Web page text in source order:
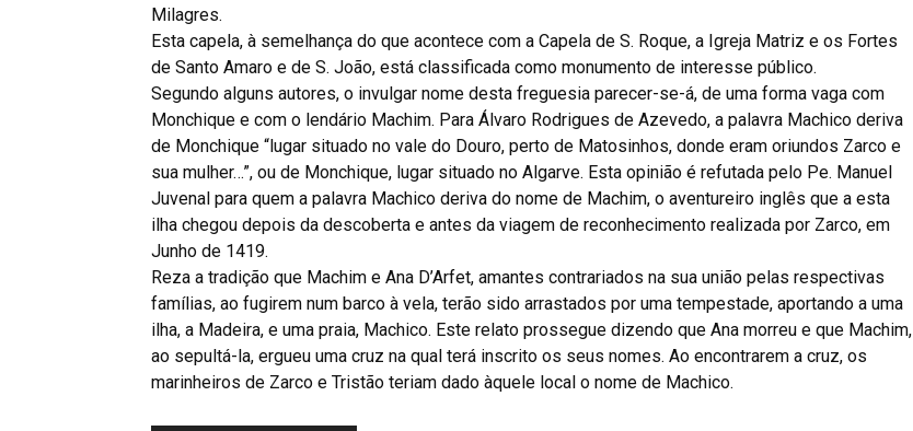
Milagres.
Esta capela, à semelhança do que acontece com a Capela de S. Roque, a Igreja Matriz e os Fortes
de Santo Amaro e de S. João, está classificada como monumento de interesse público.
Segundo alguns autores, o invulgar nome desta freguesia parecer-se-á, de uma forma vaga com
Monchique e com o lendário Machim. Para Álvaro Rodrigues de Azevedo, a palavra Machico deriva
de Monchique “lugar situado no vale do Douro, perto de Matosinhos, donde eram oriundos Zarco e
sua mulher…”, ou de Monchique, lugar situado no Algarve. Esta opinião é refutada pelo Pe. Manuel
Juvenal para quem a palavra Machico deriva do nome de Machim, o aventureiro inglês que a esta
ilha chegou depois da descoberta e antes da viagem de reconhecimento realizada por Zarco, em
Junho de 1419.
Reza a tradição que Machim e Ana D’Arfet, amantes contrariados na sua união pelas respectivas
famílias, ao fugirem num barco à vela, terão sido arrastados por uma tempestade, aportando a uma
ilha, a Madeira, e uma praia, Machico. Este relato prossegue dizendo que Ana morreu e que Machim,
ao sepultá-la, ergueu uma cruz na qual terá inscrito os seus nomes. Ao encontrarem a cruz, os
marinheiros de Zarco e Tristão teriam dado àquele local o nome de Machico.